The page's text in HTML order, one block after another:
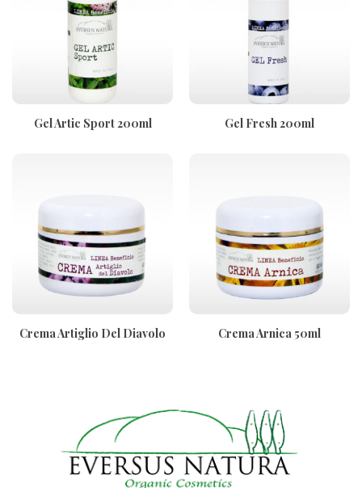
Gel Artic Sport 200ml Gel Fresh 200ml
Crema Artiglio Del Diavolo
Crema Arnica 50ml